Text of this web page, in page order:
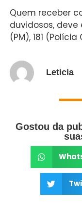
Quem receber
duvidosos,
(PM), 181
Leticia
Gostou da